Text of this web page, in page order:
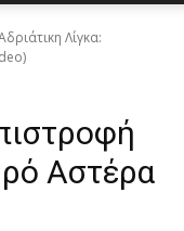
Λίγκα:
Αστέρα